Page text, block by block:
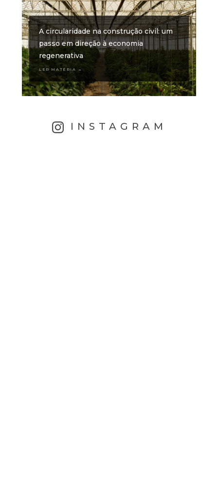
A circularidade na construção civil: um
passo em direção à economia
regenerativa
LER MATÉRIA →
INSTAGRAM